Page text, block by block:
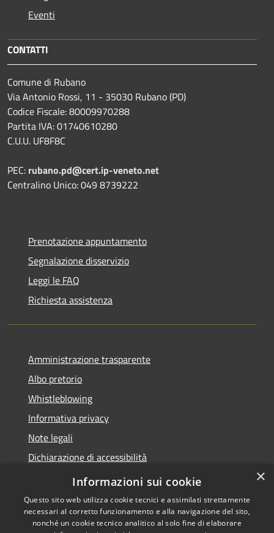
Eventi
CONTATTI
Comune di Rubano
Via Antonio Rossi, 11 - 35030 Rubano (PD)
Codice Fiscale: 80009970288
Partita IVA: 01740610280
C.U.U. UF8F8C
PEC: rubano.pd@cert.ip-veneto.net
Centralino Unico: 049 8739222
Prenotazione appuntamento
Segnalazione disservizio
Leggi le FAQ
Richiesta assistenza
Amministrazione trasparente
Albo pretorio
Whistleblowing
Informativa privacy
Note legali
Dichiarazione di accessibilità
Obiettivi di accessibilità 2026
×
Informazioni sui cookie
Questo sito web utilizza cookie tecnici e assimilati strettamente
necessari al corretto funzionamento e alla navigazione del sito,
nonché un cookie tecnico analitico al solo fine di elaborare